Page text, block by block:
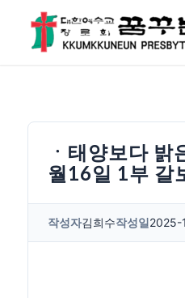
ㆍ태양보다
월16일 1부 갈
작성자김희수작성일2025-